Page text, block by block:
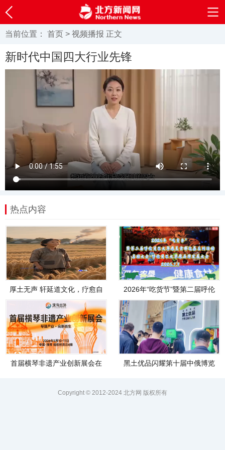
当前位置： 首页 > 视频播报 正文
新时代中国四大行业先锋
热点内容
厚土无声 轩延道文化，疗愈自
2026年“吃货节”暨第二届呼伦
首届横琴非遗产业创新展会在
黑土优品闪耀第十届中俄博览
Copyright © 2012-2024 北方网 版权所有